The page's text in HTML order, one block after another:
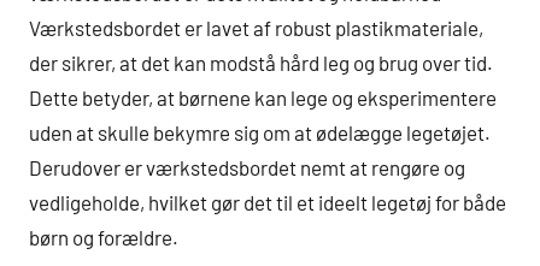
Værkstedsbordet er lavet af robust plastikmateriale,
der sikrer, at det kan modstå hård leg og brug over tid.
Dette betyder, at børnene kan lege og eksperimentere
uden at skulle bekymre sig om at ødelægge legetøjet.
Derudover er værkstedsbordet nemt at rengøre og
vedligeholde, hvilket gør det til et ideelt legetøj for både
børn og forældre.